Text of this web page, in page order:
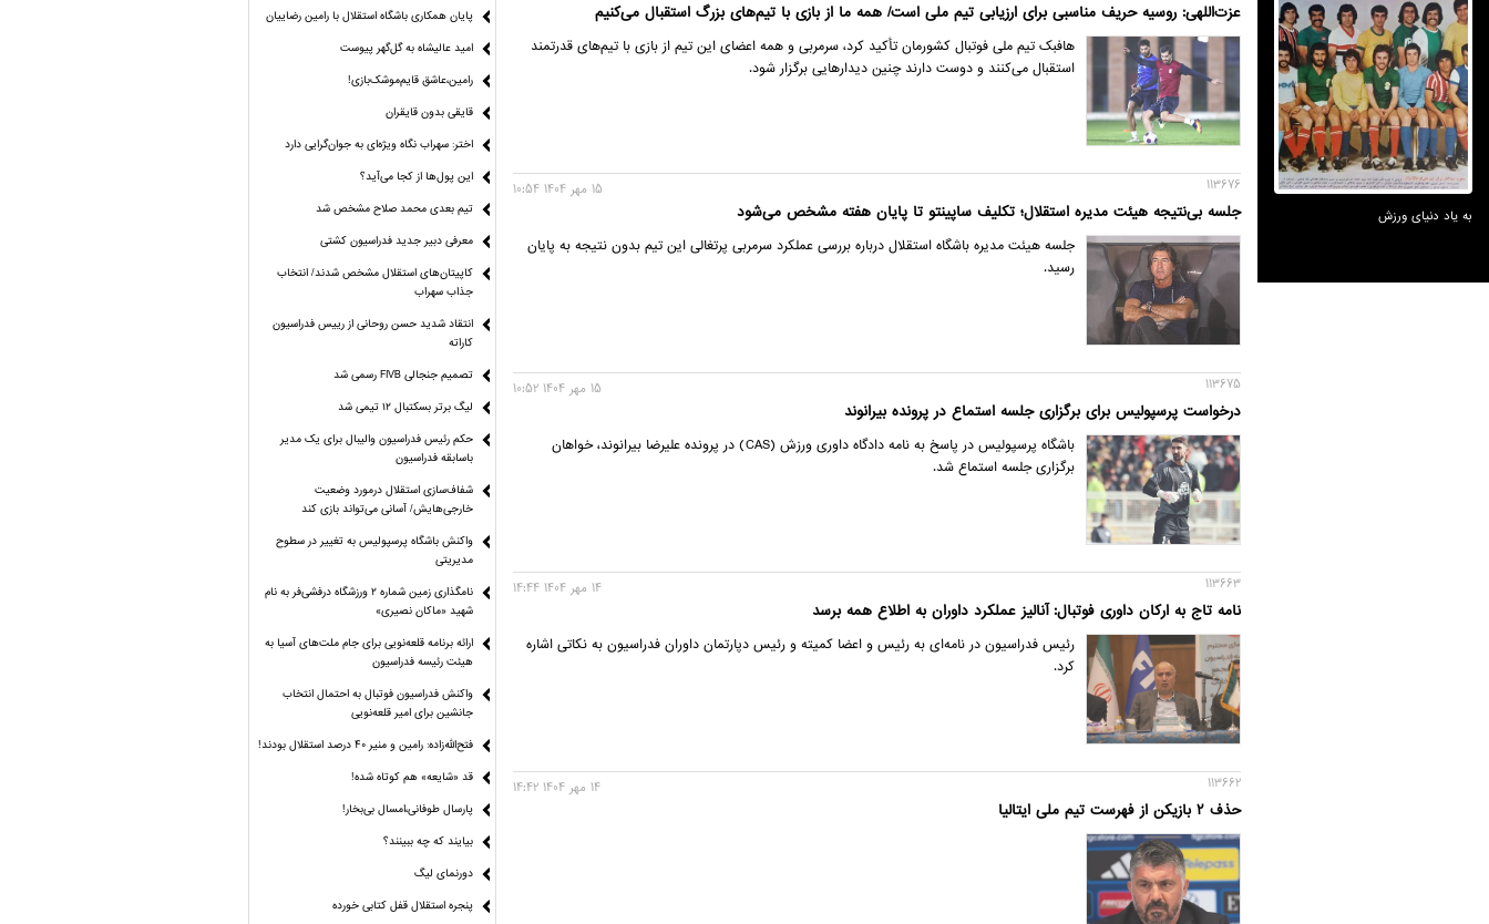
عزت‌اللهی: روسیه حریف مناسبی برای ارزیابی تیم ملی است/ همه ما از بازی با تیم‌های بزرگ استقبال می‌کنیم
هافبک تیم ملی فوتبال کشورمان تأکید کرد، سرمربی و همه اعضای این تیم از بازی با تیم‌های قدرتمند
استقبال می‌کنند و دوست دارند چنین دیدارهایی برگزار شود.
113676
جلسه بی‌نتیجه هیئت مدیره استقلال؛ تکلیف ساپینتو تا پایان هفته مشخص می‌شود
15 مهر 1404 10:54
جلسه هیئت مدیره باشگاه استقلال درباره بررسی عملکرد سرمربی پرتغالی این تیم بدون نتیجه به پایان
رسید.
113675
درخواست پرسپولیس برای برگزاری جلسه استماع در پرونده بیرانوند
15 مهر 1404 10:52
باشگاه پرسپولیس در پاسخ به نامه دادگاه داوری ورزش (CAS) در پرونده علیرضا بیرانوند، خواهان
برگزاری جلسه استماع شد.
113663
نامه تاج به ارکان داوری فوتبال: آنالیز عملکرد داوران به اطلاع همه برسد
14 مهر 1404 14:44
رئیس فدراسیون در نامه‌ای به رئیس و اعضا کمیته و رئیس دپارتمان داوران فدراسیون به نکاتی اشاره
کرد.
113662
حذف 2 بازیکن از فهرست تیم ملی ایتالیا
14 مهر 1404 14:42
به یاد دنیای ورزش
پایان همکاری باشگاه استقلال با رامین رضاییان
امید عالیشاه به گل‌گهر پیوست
رامین،عاشق قایم‌موشک‌بازی!
قایقی بدون قایقران
اختر: سهراب نگاه ویژه‌ای به جوان‌گرایی دارد
این پول‌ها از کجا می‌آید؟
تیم بعدی محمد صلاح مشخص شد
معرفی دبیر جدید فدراسیون کشتی
کاپیتان‌های استقلال مشخص شدند/ انتخاب
جذاب سهراب
انتقاد شدید حسن روحانی از رییس فدراسیون
کاراته
تصمیم جنجالی FIVB رسمی شد
لیگ برتر بسکتبال ۱۲ تیمی شد
حکم رئیس فدراسیون والیبال برای یک مدیر
باسابقه فدراسیون
شفاف‌سازی استقلال درمورد وضعیت
خارجی‌هایش/ آسانی می‌تواند بازی کند
واکنش باشگاه پرسپولیس به تغییر در سطوح
مدیریتی
نامگذاری زمین شماره ۲ ورزشگاه درفشی‌فر به نام
شهید «ماکان نصیری»
ارائه برنامه‌ قلعه‌نویی برای جام ملت‌های آسیا به
هیئت رئیسه فدراسیون
واکنش فدراسیون فوتبال به احتمال انتخاب
جانشین برای امیر قلعه‌نویی
فتح‌الله‌زاده: رامین و منیر 40 درصد استقلال بودند!
قد «شایعه» هم کوتاه شده!
پارسال طوفانی،امسال بی‌بخار!
بیایند که چه ببینند؟
دورنمای لیگ
پنجره‌ استقلال قفل کتابی خورده